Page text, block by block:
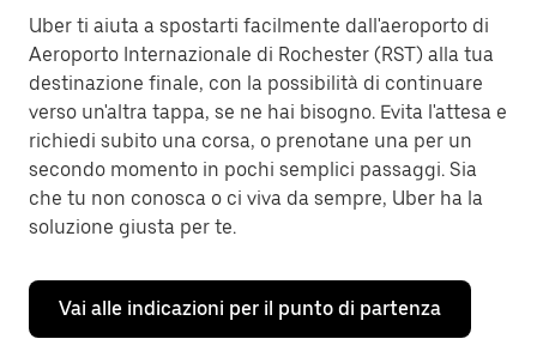
Uber ti aiuta a spostarti facilmente dall'aeroporto di
Aeroporto Internazionale di Rochester (RST) alla tua
destinazione finale, con la possibilità di continuare
verso un'altra tappa, se ne hai bisogno. Evita l'attesa e
richiedi subito una corsa, o prenotane una per un
secondo momento in pochi semplici passaggi. Sia
che tu non conosca o ci viva da sempre, Uber ha la
soluzione giusta per te.
Vai alle indicazioni per il punto di partenza